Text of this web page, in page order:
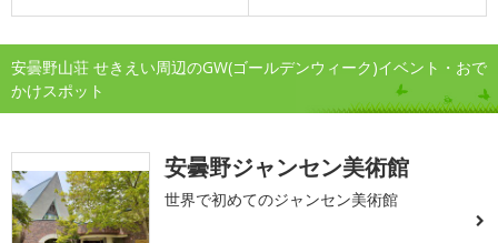
安曇野山荘 せきえい周辺のGW(ゴールデンウィーク)イベント・おで
かけスポット
安曇野ジャンセン美術館
世界で初めてのジャンセン美術館